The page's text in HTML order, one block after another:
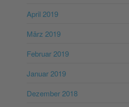
April 2019
März 2019
Februar 2019
Januar 2019
Dezember 2018